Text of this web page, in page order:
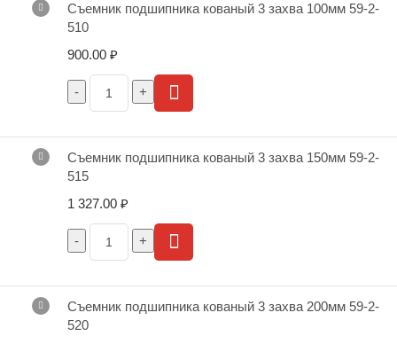
Съемник подшипника кованый 3 захва 100мм 59-2-
510
900.00 ₽
Съемник подшипника кованый 3 захва 150мм 59-2-
515
1 327.00 ₽
Съемник подшипника кованый 3 захва 200мм 59-2-
520